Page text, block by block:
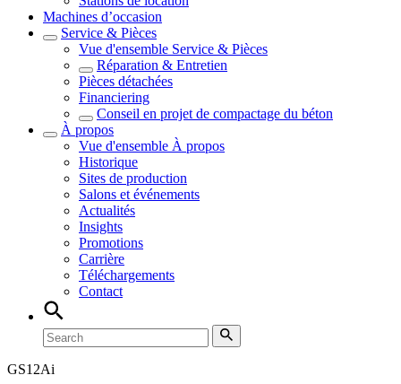
Machines d’occasion
Service & Pièces
Vue d'ensemble Service & Pièces
Réparation & Entretien
Pièces détachées
Financiering
Conseil en projet de compactage du béton
À propos
Vue d'ensemble À propos
Historique
Sites de production
Salons et événements
Actualités
Insights
Promotions
Carrière
Téléchargements
Contact
GS12Ai